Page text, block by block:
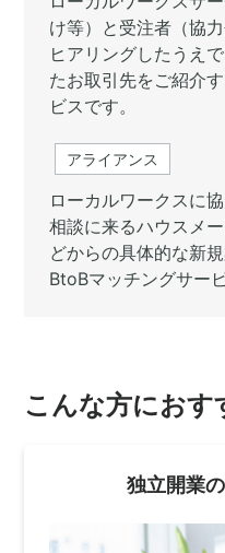
け等）と受注者（協
ヒアリングしたうえ
たお取引先をご紹介
ビスです。
アライアンス
ローカルワークスに
相談に来るハウスメ
どからの具体的な新
BtoBマッチングサー
こんな方におす
独立開業